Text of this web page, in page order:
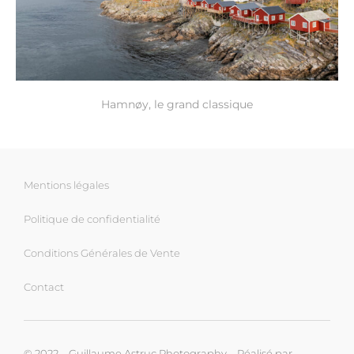
Hamnøy, le grand classique
Mentions légales
Politique de confidentialité
Conditions Générales de Vente
Contact